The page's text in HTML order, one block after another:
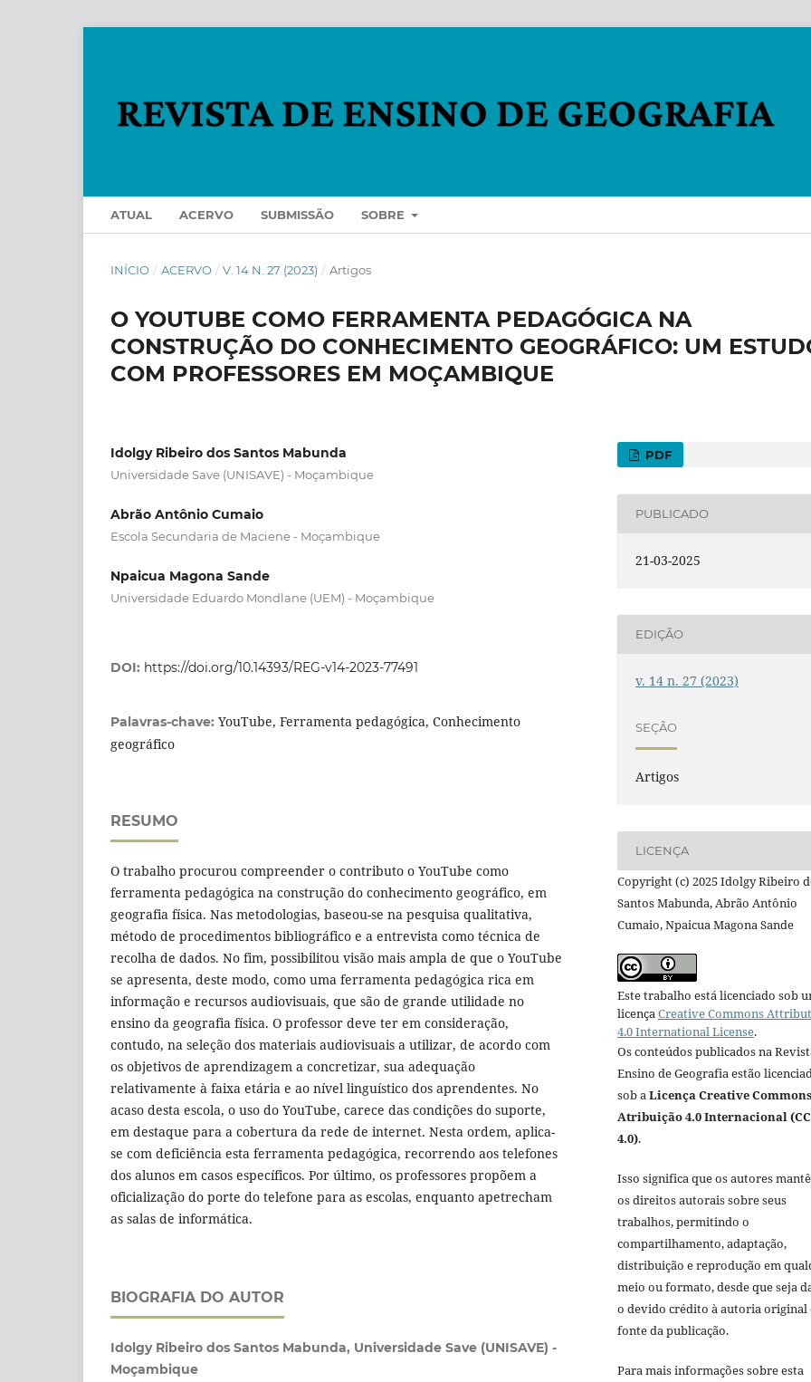
ATUAL ACERVO SUBMISSÃO SOBRE
INÍCIO / ACERVO / V. 14 N. 27 (2023) / Artigos
O YOUTUBE COMO FERRAMENTA PEDAGÓGICA NA
CONSTRUÇÃO DO CONHECIMENTO GEOGRÁFICO: UM
COM PROFESSORES EM MOÇAMBIQUE
Idolgy Ribeiro dos Santos Mabunda
Universidade Save (UNISAVE) - Moçambique
Abrão Antônio Cumaio
Escola Secundaria de Maciene - Moçambique
Npaicua Magona Sande
Universidade Eduardo Mondlane (UEM) - Moçambique
DOI: https://doi.org/10.14393/REG-v14-2023-77491
Palavras-chave: YouTube, Ferramenta pedagógica, Conhecimento
geográfico
RESUMO
O trabalho procurou compreender o contributo o YouTube como
ferramenta pedagógica na construção do conhecimento geográfico, em
geografia física. Nas metodologias, baseou-se na pesquisa qualitativa,
método de procedimentos bibliográfico e a entrevista como técnica de
recolha de dados. No fim, possibilitou visão mais ampla de que o YouTube
se apresenta, deste modo, como uma ferramenta pedagógica rica em
informação e recursos audiovisuais, que são de grande utilidade no
ensino da geografia física. O professor deve ter em consideração,
contudo, na seleção dos materiais audiovisuais a utilizar, de acordo com
os objetivos de aprendizagem a concretizar, sua adequação
relativamente à faixa etária e ao nível linguístico dos aprendentes. No
acaso desta escola, o uso do YouTube, carece das condições do suporte,
em destaque para a cobertura da rede de internet. Nesta ordem, aplica-
se com deficiência esta ferramenta pedagógica, recorrendo aos telefones
dos alunos em casos específicos. Por último, os professores propõem a
oficialização do porte do telefone para as escolas, enquanto apetrecham
as salas de informática.
BIOGRAFIA DO AUTOR
Idolgy Ribeiro dos Santos Mabunda, Universidade Save (UNISAVE) -
Moçambique
PDF
PUBLICADO
21-03-2025
EDIÇÃO
v. 14 n. 27 (2023)
SEÇÃO
Artigos
LICENÇA
Copyright (c) 2025 Idolgy Ribeiro
Santos Mabunda, Abrão Antônio
Cumaio, Npaicua Magona Sande
Este trabalho está licenciado sob
licençaCreative Commons
4.0 International License.
Os conteúdos publicados na
Ensino de Geografia estão
sob aLicença Creative Commons
Atribuição 4.0 Internacional (CC
4.0).
Isso significa que os autores
os direitos autorais sobre seus
trabalhos, permitindo o
compartilhamento, adaptação,
distribuição e reprodução em
meio ou formato, desde que seja
o devido crédito à autoria original
fonte da publicação.
Para mais informações sobre esta